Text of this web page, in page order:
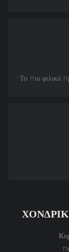
Το πιο φιλικό